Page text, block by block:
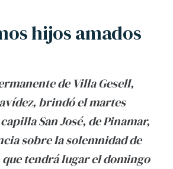
hijos amados
de Villa Gesell,
brindó el martes
San José, de Pinamar,
sobre la solemnidad de
tendrá lugar el domingo